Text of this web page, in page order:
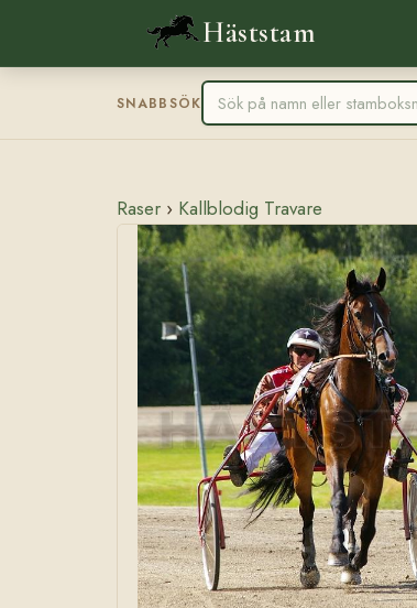
Häststam
SNABBSÖK
Raser › Kallblodig Travare